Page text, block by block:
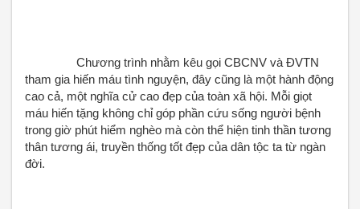
tham gia hiến máu tình nguyện, đây cũng là một hành động
cao cả, một nghĩa cử cao đẹp của toàn xã hội. Mỗi giọt
máu hiến tặng không chỉ góp phần cứu sống người bệnh
trong giờ phút hiểm nghèo mà còn thể hiện tinh thần tương
thân tương ái, truyền thống tốt đẹp của dân tộc ta từ ngàn
đời.